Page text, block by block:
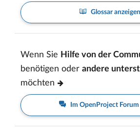
Glossar anzeigen
Wenn Sie Hilfe von der
benötigen oder andere
möchten
Im OpenProject